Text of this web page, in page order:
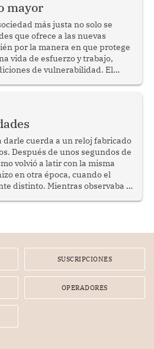
mayor
más justa no solo se
que ofrece a las nuevas
por la manera en que protege
vida de esfuerzo y trabajo,
de vulnerabilidad. El
reciben los beneficiarios del
de fortalecer las políticas
mayores en pobreza.
darle cuerda a un reloj fabricado
Después de unos segundos de
volvió a latir con la misma
en otra época, cuando el
distinto. Mientras observaba el
SUSCRIPCIONES
OPERADORES